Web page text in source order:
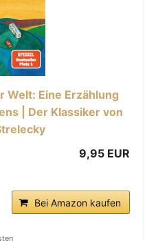
Welt: Eine Erzählung
| Der Klassiker von
9,95 EUR
Bei Amazon kaufen